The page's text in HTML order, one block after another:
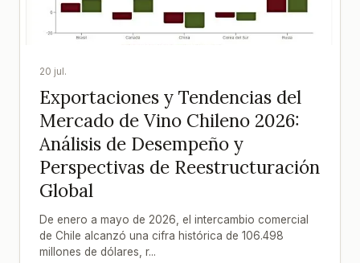
20 jul.
Exportaciones y Tendencias del
Mercado de Vino Chileno 2026:
Análisis de Desempeño y
Perspectivas de Reestructuración
Global
De enero a mayo de 2026, el intercambio comercial
de Chile alcanzó una cifra histórica de 106.498
millones de dólares, r...